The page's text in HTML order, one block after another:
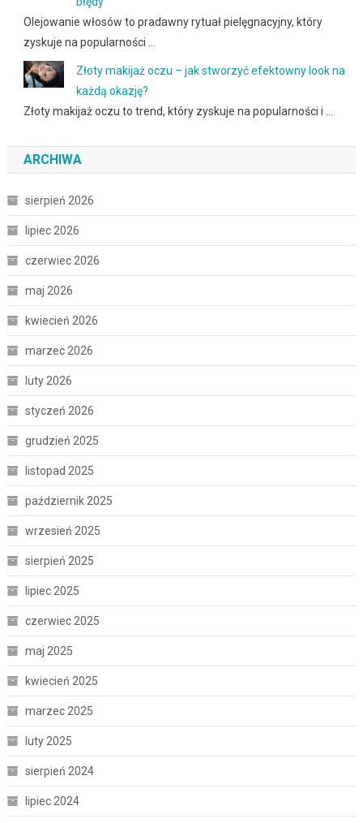
Olejowanie włosów to pradawny rytuał pielęgnacyjny, który
zyskuje na popularności …
Złoty makijaż oczu – jak stworzyć efektowny look na
każdą okazję?
Złoty makijaż oczu to trend, który zyskuje na popularności i …
ARCHIWA
sierpień 2026
lipiec 2026
czerwiec 2026
maj 2026
kwiecień 2026
marzec 2026
luty 2026
styczeń 2026
grudzień 2025
listopad 2025
październik 2025
wrzesień 2025
sierpień 2025
lipiec 2025
czerwiec 2025
maj 2025
kwiecień 2025
marzec 2025
luty 2025
sierpień 2024
lipiec 2024